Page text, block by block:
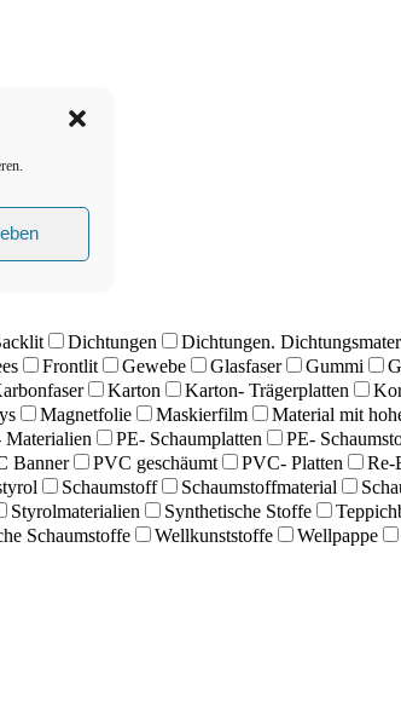
Dichtungen Dichtungen.
Frontlit Gewebe Glasfaser Gummi
Karton Karton- Trägerplatten
Magnetfolie Maskierfilm
Material mit
Materialien PE- Schaumplatten PE-
Banner PVC geschäumt PVC- Platten Re-
Schaumstoff Schaumstoffmaterial
Styrolmaterialien Synthetische Stoffe
Schaumstoffe Wellkunststoffe Wellpappe